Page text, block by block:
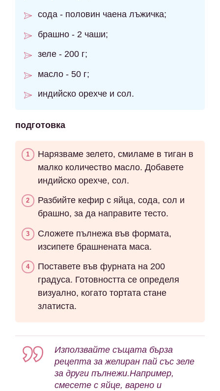
сода - половин чаена лъжичка;
брашно - 2 чаши;
зеле - 200 г;
масло - 50 г;
индийско орехче и сол.
подготовка
Нарязваме зелето, смиламе в тиган в
малко количество масло. Добавете
индийско орехче, сол.
Разбийте кефир с яйца, сода, сол и
брашно, за да направите тесто.
Сложете пълнежа във формата,
изсипете брашнената маса.
Поставете във фурната на 200
градуса. Готовността се определя
визуално, когато тортата стане
златиста.
Използвайте същата бърза
рецепта за желиран пай със зеле
за други пълнежи.Например,
смесете с яйце, варено и